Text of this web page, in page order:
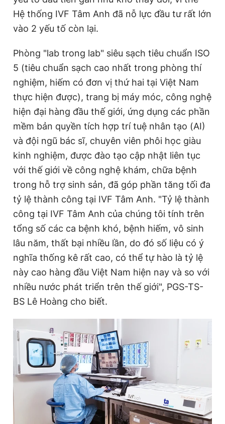
Hệ thống IVF Tâm Anh đã nỗ lực đầu tư rất lớn
vào 2 yếu tố còn lại.
Phòng "lab trong lab" siêu sạch tiêu chuẩn ISO
5 (tiêu chuẩn sạch cao nhất trong phòng thí
nghiệm, hiếm có đơn vị thứ hai tại Việt Nam
thực hiện được), trang bị máy móc, công nghệ
hiện đại hàng đầu thế giới, ứng dụng các phần
mềm bản quyền tích hợp trí tuệ nhân tạo (AI)
và đội ngũ bác sĩ, chuyên viên phôi học giàu
kinh nghiệm, được đào tạo cập nhật liên tục
với thế giới về công nghệ khám, chữa bệnh
trong hỗ trợ sinh sản, đã góp phần tăng tối đa
tỷ lệ thành công tại IVF Tâm Anh. "Tỷ lệ thành
công tại IVF Tâm Anh của chúng tôi tính trên
tổng số các ca bệnh khó, bệnh hiếm, vô sinh
lâu năm, thất bại nhiều lần, do đó số liệu có ý
nghĩa thống kê rất cao, có thể tự hào là tỷ lệ
này cao hàng đầu Việt Nam hiện nay và so với
nhiều nước phát triển trên thế giới", PGS-TS-
BS Lê Hoàng cho biết.